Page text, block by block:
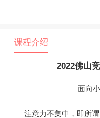
课程介绍
2022佛山
面向
注意力不集中，即所谓